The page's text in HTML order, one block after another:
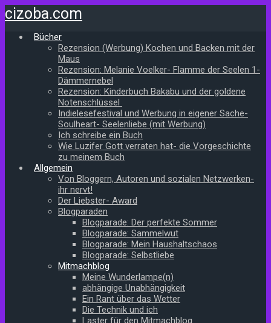
Zum
Hauptinhalt
springen
cizoba.com
Bücher
Rezension (Werbung) Kochen und Backen mit der
Maus
Rezension: Melanie Voelker- Flamme der Seelen 1-
Dämmernebel
Rezension: Kinderbuch Bakabu und der goldene
Notenschlüssel
Indielesefestival und Werbung in eigener Sache-
Soulheart- Seelenliebe (mit Werbung)
Ich schreibe ein Buch
Wie Luzifer Gott verraten hat- die Vorgeschichte
zu meinem Buch
Allgemein
Von Bloggern, Autoren und sozialen Netzwerken-
ihr nervt!
Der Liebster- Award
Blogparaden
Blogparade: Der perfekte Sommer
Blogparade: Sammelwut
Blogparade: Mein Haushaltschaos
Blogparade: Selbstliebe
Mitmachblog
Meine Wunderlampe(n)
abhängige Unabhängigkeit
Ein Rant über das Wetter
Die Technik und ich
Laster für den Mitmachblog